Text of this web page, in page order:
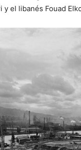
y el libanés Fouad